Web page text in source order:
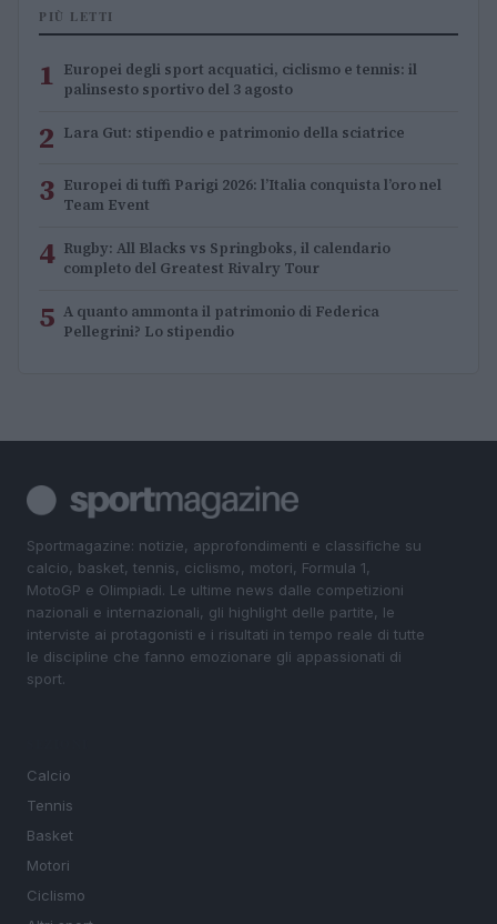
PIÙ LETTI
1 Europei degli sport acquatici, ciclismo e tennis: il
palinsesto sportivo del 3 agosto
2 Lara Gut: stipendio e patrimonio della sciatrice
3 Europei di tuffi Parigi 2026: l’Italia conquista l’oro nel
Team Event
4 Rugby: All Blacks vs Springboks, il calendario
completo del Greatest Rivalry Tour
5 A quanto ammonta il patrimonio di Federica
Pellegrini? Lo stipendio
Sportmagazine: notizie, approfondimenti e classifiche su
calcio, basket, tennis, ciclismo, motori, Formula 1,
MotoGP e Olimpiadi. Le ultime news dalle competizioni
nazionali e internazionali, gli highlight delle partite, le
interviste ai protagonisti e i risultati in tempo reale di tutte
le discipline che fanno emozionare gli appassionati di
sport.
Calcio
Tennis
Basket
Motori
Ciclismo